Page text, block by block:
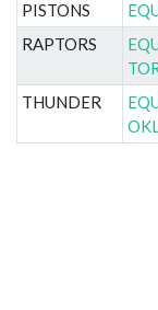
PISTONS
RAPTORS
THUNDER